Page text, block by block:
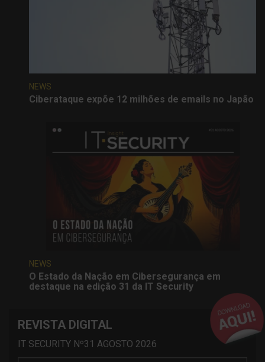
NEWS
Ciberataque expõe 12 milhões de emails no Japão
NEWS
O Estado da Nação em Cibersegurança em
destaque na edição 31 da IT Security
REVISTA DIGITAL
IT SECURITY Nº31 AGOSTO 2026